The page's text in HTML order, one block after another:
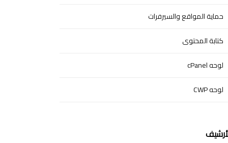
حماية المواقع والسيرفرات
كتابة المحتوى
لوحه cPanel
لوحه CWP